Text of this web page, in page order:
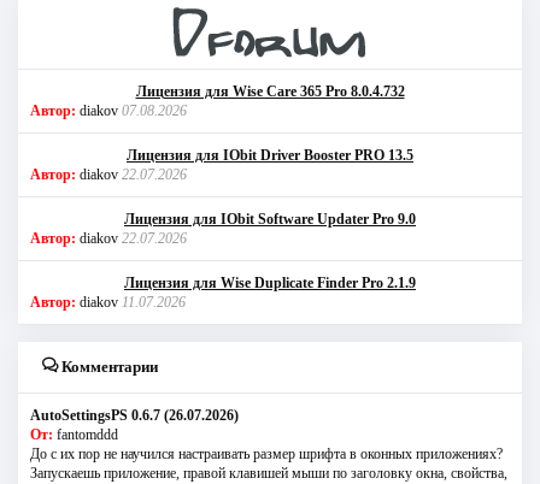
Лицензия для Wise Care 365 Pro 8.0.4.732
Автор: diakov 07.08.2026
Лицензия для IObit Driver Booster PRO 13.5
Автор: diakov 22.07.2026
Лицензия для IObit Software Updater Pro 9.0
Автор: diakov 22.07.2026
Лицензия для Wise Duplicate Finder Pro 2.1.9
Автор: diakov 11.07.2026
Комментарии
AutoSettingsPS 0.6.7 (26.07.2026)
От: fantomddd
До с их пор не научился настраивать размер шрифта в оконных приложениях?
Запускаешь приложение, правой клавишей мыши по заголовку окна, свойства,